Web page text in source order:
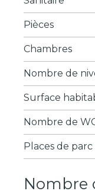
Pièces
Chambres
Nombre de
Surface
Nombre de
Places de parc
Nombre